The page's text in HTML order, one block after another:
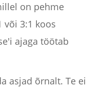
on pehme
või 3:1 koos
ajaga töötab
asjad õrnalt. Te ei